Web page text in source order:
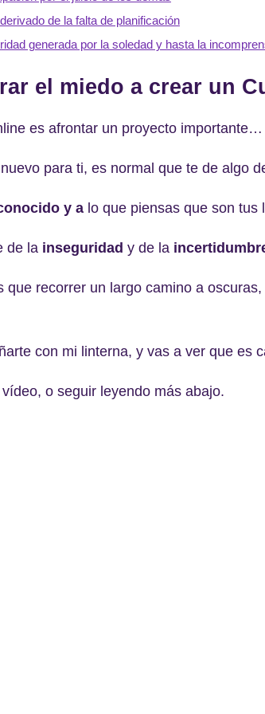
de la falta de planificación
generada por la soledad y hasta la
el miedo a crear un
es afrontar un proyecto
para ti, es normal que te de algo
y a lo que piensas que son tus
de la inseguridad y de la
que recorrer un largo camino a
con mi linterna, y vas a ver que es
o seguir leyendo más abajo.